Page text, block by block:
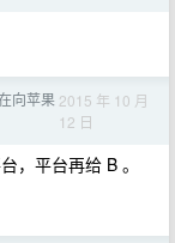
向苹果 2015 年 10 月
12 日
，平台再给 B 。